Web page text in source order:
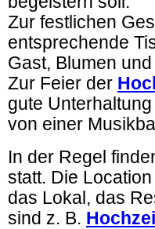
Zur festlichen
entsprechende
Gast, Blumen
Zur Feier der
gute
von einer
In der Regel
statt. Die
das Lokal, das
sind z. B.